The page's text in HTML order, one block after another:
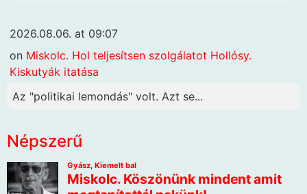
2026.08.06. at 09:07
on Miskolc. Hol teljesítsen szolgálatot Hollósy.
Kiskutyák itatása
Az "politikai lemondás" volt. Azt se...
Népszerű